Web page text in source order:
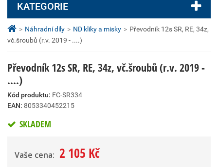
> Náhradní díly > ND kliky a misky > Převodník 12s SR, RE, 34z,
vč.šroubů (r.v. 2019 - ....)
Převodník 12s SR, RE, 34z, vč.šroubů (r.v. 2019 -
....)
Kód produktu: FC-SR334
EAN: 8053340452215
SKLADEM
Vaše cena: 2 105 Kč
KATEGORIE